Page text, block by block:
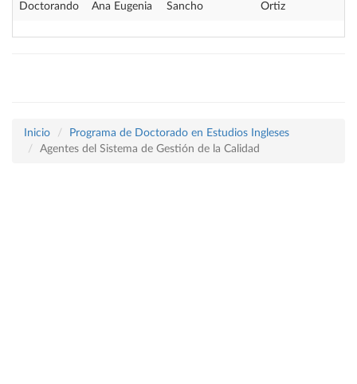
Doctorando Ana Eugenia Sancho Ortiz
Inicio
Programa de Doctorado en Estudios Ingleses
Agentes del Sistema de Gestión de la Calidad